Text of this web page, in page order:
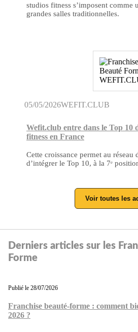
studios fitness s’imposent comme
grandes salles traditionnelles.
05/05/2026WEFIT.CLUB
Wefit.club entre dans le Top 10
fitness en France
Cette croissance permet au réseau
d’intégrer le Top 10, à la 7ᵉ
Voir toutes les
Derniers articles sur les
Forme
Publié le 28/07/2026
Franchise beauté-forme : comment
2026 ?